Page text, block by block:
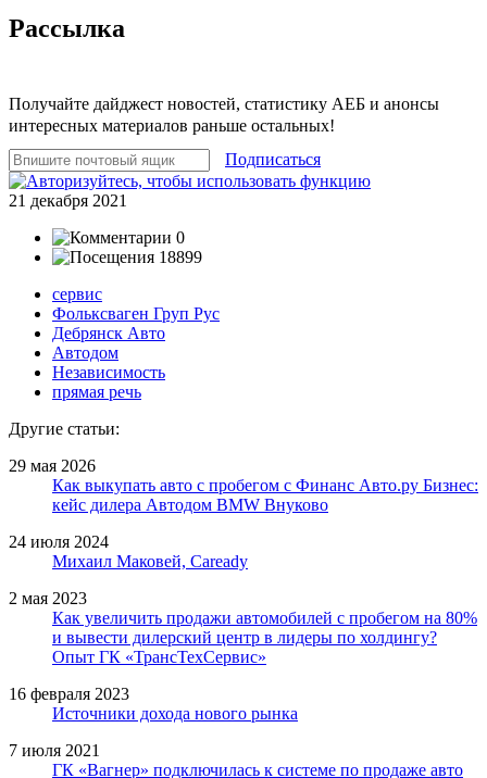
Рассылка
Получайте дайджест новостей, статистику АЕБ и анонсы
интересных материалов раньше остальных!
Подписаться
21 декабря 2021
0
18899
сервис
Фольксваген Груп Рус
Дебрянск Авто
Автодом
Независимость
прямая речь
Другие статьи:
29 мая 2026
Как выкупать авто с пробегом с Финанс Авто.ру Бизнес:
кейс дилера Автодом BMW Внуково
24 июля 2024
Михаил Маковей, Caready
2 мая 2023
Как увеличить продажи автомобилей с пробегом на 80%
и вывести дилерский центр в лидеры по холдингу?
Опыт ГК «ТрансТехСервис»
16 февраля 2023
Источники дохода нового рынка
7 июля 2021
ГК «Вагнер» подключилась к системе по продаже авто